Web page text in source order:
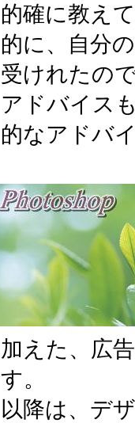
的確に教え
的に、自分
受けれたの
アドバイス
的なアドバ
加えた、広
す。
以降は、デ